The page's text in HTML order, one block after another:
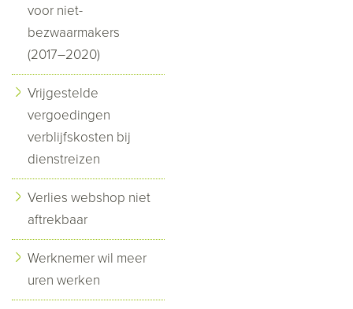
voor niet-
bezwaarmakers
(2017–2020)
Vrijgestelde
vergoedingen
verblijfskosten bij
dienstreizen
Verlies webshop niet
aftrekbaar
Werknemer wil meer
uren werken